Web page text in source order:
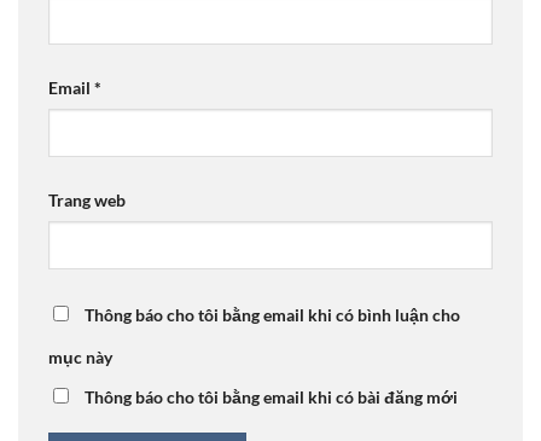
Email *
Trang web
Thông báo cho tôi bằng email khi có bình luận cho
mục này
Thông báo cho tôi bằng email khi có bài đăng mới